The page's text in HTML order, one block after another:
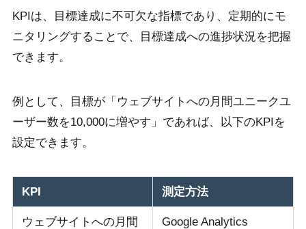
KPIは、目標達成に不可欠な指標であり、定期的にモ
ニタリングすることで、目標達成への進捗状況を把握
できます。
例として、目標が「ウェブサイトへの月間ユニークユ
ーザー数を10,000に増やす」であれば、以下のKPIを
設定できます。
KPI 測定方法
ウェブサイトへの月間
Google Analytics